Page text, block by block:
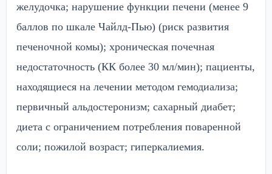
желудочка; нарушение функции печени (менее 9
баллов по шкале Чайлд-Пью) (риск развития
печеночной комы); хроническая почечная
недостаточность (КК более 30 мл/мин); пациенты,
находящиеся на лечении методом гемодиализа;
первичный альдостеронизм; сахарный диабет;
диета с ограничением потребления поваренной
соли; пожилой возраст; гиперкалиемия.